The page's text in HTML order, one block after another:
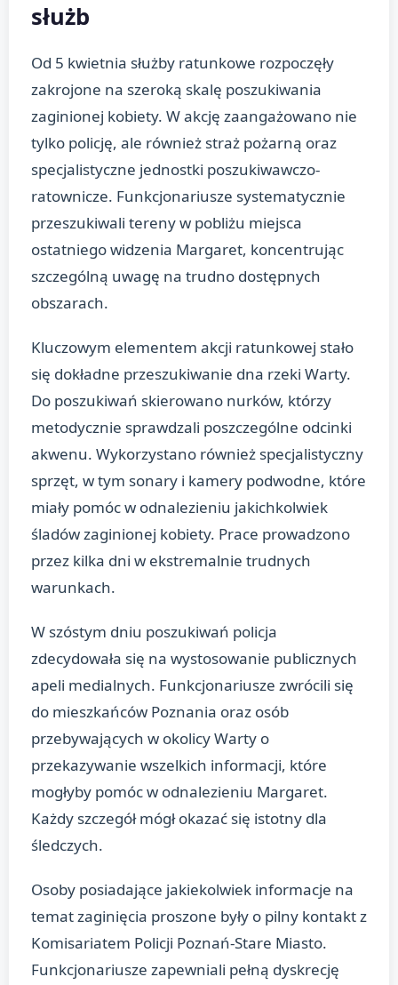
służb
Od 5 kwietnia służby ratunkowe rozpoczęły
zakrojone na szeroką skalę poszukiwania
zaginionej kobiety. W akcję zaangażowano nie
tylko policję, ale również straż pożarną oraz
specjalistyczne jednostki poszukiwawczo-
ratownicze. Funkcjonariusze systematycznie
przeszukiwali tereny w pobliżu miejsca
ostatniego widzenia Margaret, koncentrując
szczególną uwagę na trudno dostępnych
obszarach.
Kluczowym elementem akcji ratunkowej stało
się dokładne przeszukiwanie dna rzeki Warty.
Do poszukiwań skierowano nurków, którzy
metodycznie sprawdzali poszczególne odcinki
akwenu. Wykorzystano również specjalistyczny
sprzęt, w tym sonary i kamery podwodne, które
miały pomóc w odnalezieniu jakichkolwiek
śladów zaginionej kobiety. Prace prowadzono
przez kilka dni w ekstremalnie trudnych
warunkach.
W szóstym dniu poszukiwań policja
zdecydowała się na wystosowanie publicznych
apeli medialnych. Funkcjonariusze zwrócili się
do mieszkańców Poznania oraz osób
przebywających w okolicy Warty o
przekazywanie wszelkich informacji, które
mogłyby pomóc w odnalezieniu Margaret.
Każdy szczegół mógł okazać się istotny dla
śledczych.
Osoby posiadające jakiekolwiek informacje na
temat zaginięcia proszone były o pilny kontakt z
Komisariatem Policji Poznań-Stare Miasto.
Funkcjonariusze zapewniali pełną dyskrecję